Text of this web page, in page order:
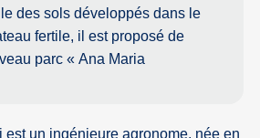
des sols développés dans le
fertile, il est proposé de
parc « Ana Maria
est un ingénieure agronome, née en